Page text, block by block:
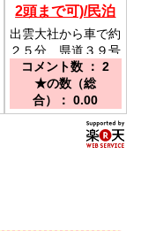
2頭まで可)/民泊
出雲大社から車で約
２５分、県道３９号
線沿いで、山や川の
自然に囲まれた山間
部に位置した一軒家
の【民泊】／江南駅
から車で約６分
コメント数 ： 2
★の数（総
合）： 0.00